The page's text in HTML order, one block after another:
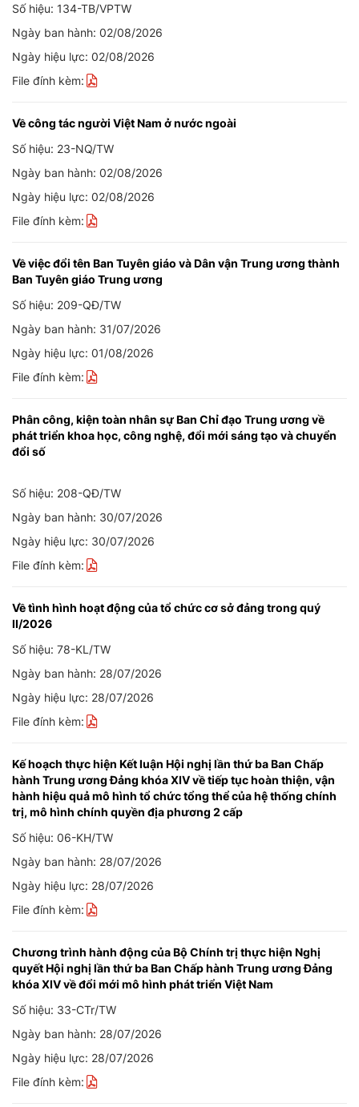
Số hiệu: 134-TB/VPTW
Ngày ban hành: 02/08/2026
Ngày hiệu lực: 02/08/2026
File đính kèm:
Về công tác người Việt Nam ở nước ngoài
Số hiệu: 23-NQ/TW
Ngày ban hành: 02/08/2026
Ngày hiệu lực: 02/08/2026
File đính kèm:
Về việc đổi tên Ban Tuyên giáo và Dân vận Trung ương thành
Ban Tuyên giáo Trung ương
Số hiệu: 209-QĐ/TW
Ngày ban hành: 31/07/2026
Ngày hiệu lực: 01/08/2026
File đính kèm:
Phân công, kiện toàn nhân sự Ban Chỉ đạo Trung ương về
phát triển khoa học, công nghệ, đổi mới sáng tạo và chuyển
đổi số
Số hiệu: 208-QĐ/TW
Ngày ban hành: 30/07/2026
Ngày hiệu lực: 30/07/2026
File đính kèm:
Về tình hình hoạt động của tổ chức cơ sở đảng trong quý
II/2026
Số hiệu: 78-KL/TW
Ngày ban hành: 28/07/2026
Ngày hiệu lực: 28/07/2026
File đính kèm:
Kế hoạch thực hiện Kết luận Hội nghị lần thứ ba Ban Chấp
hành Trung ương Đảng khóa XIV về tiếp tục hoàn thiện, vận
hành hiệu quả mô hình tổ chức tổng thể của hệ thống chính
trị, mô hình chính quyền địa phương 2 cấp
Số hiệu: 06-KH/TW
Ngày ban hành: 28/07/2026
Ngày hiệu lực: 28/07/2026
File đính kèm:
Chương trình hành động của Bộ Chính trị thực hiện Nghị
quyết Hội nghị lần thứ ba Ban Chấp hành Trung ương Đảng
khóa XIV về đổi mới mô hình phát triển Việt Nam
Số hiệu: 33-CTr/TW
Ngày ban hành: 28/07/2026
Ngày hiệu lực: 28/07/2026
File đính kèm: